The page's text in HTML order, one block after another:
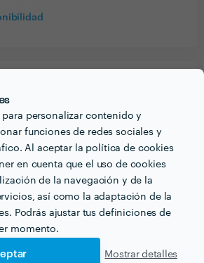
personalizar contenido y
funciones de redes sociales y
Al aceptar la política de cookies
en cuenta que el uso de cookies
de la navegación y de la
así como la adaptación de la
Podrás ajustar tus definiciones de
momento.
Mostrar detalles
Gallego
en sevilla